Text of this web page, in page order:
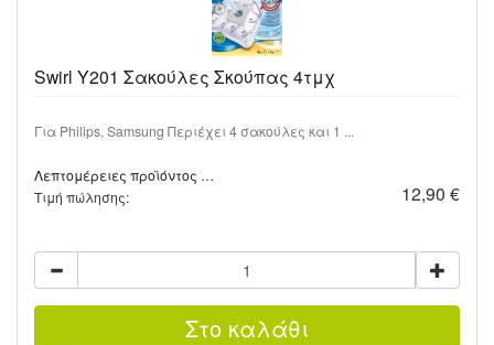
Swirl Y201 Σακούλες Σκούπας 4τμχ
Για Philips, Samsung Περιέχει 4 σακούλες και 1 ...
Λεπτομέρειες προϊόντος …
Τιμή πώλησης:
12,90 €